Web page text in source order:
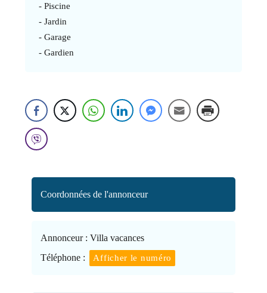
- Piscine
- Jardin
- Garage
- Gardien
Coordonnées de l'annonceur
Annonceur : Villa vacances
Téléphone :
Afficher le numéro